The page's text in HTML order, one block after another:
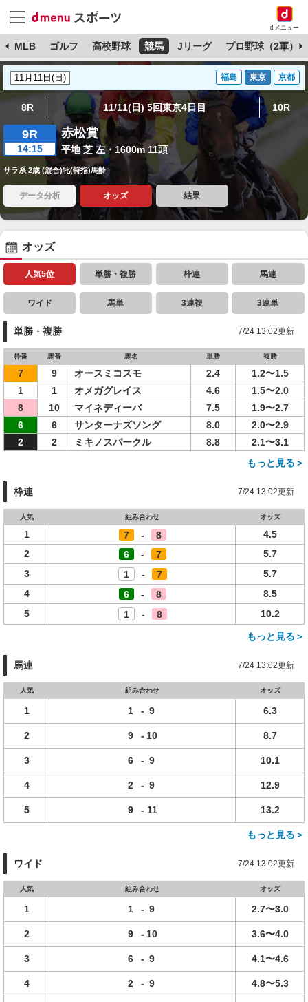
dメニュー
MLB ゴルフ 高校野球 競馬 Jリーグ プロ野球（2軍）
福島 東京 京都
8R 11/11(日) 5回東京4日目 10R
9R
14:15
赤松賞
平地 芝 左・1600m 11頭
サラ系 2歳 (混合)牝(特指)馬齢
データ分析 オッズ 結果
オッズ
人気5位 単勝・複勝 枠連 馬連
ワイド 馬単 3連複 3連単
単勝・複勝 7/24 13:02更新
枠番 馬番 馬名 単勝 複勝
7 9 オースミコスモ 2.4
1.2〜1.5
1
1 オメガグレイス 4.6
1.5〜2.0
8
10 マイネディーバ 7.5
1.9〜2.7
6
6 サンターナズソング 8.0
2.0〜2.9
2
2 ミキノスパークル 8.8
2.1〜3.1
もっと見る＞
枠連 7/24 13:02更新
人気 組み合わせ オッズ
1 7 - 8
4.5
2
6 - 7
5.7
3
1 - 7
5.7
4
6 - 8
8.5
5
1 - 8 10.2
もっと見る＞
馬連 7/24 13:02更新
人気 組み合わせ オッズ
1 1 - 9 6.3
2 9 - 10 8.7
3 6 - 9 10.1
4 2 - 9 12.9
5 9 - 11 13.2
もっと見る＞
ワイド 7/24 13:02更新
人気 組み合わせ オッズ
1 1 - 9 2.7〜3.0
2 9 - 10 3.6〜4.0
3 6 - 9 4.1〜4.6
4 2 - 9 4.8〜5.3